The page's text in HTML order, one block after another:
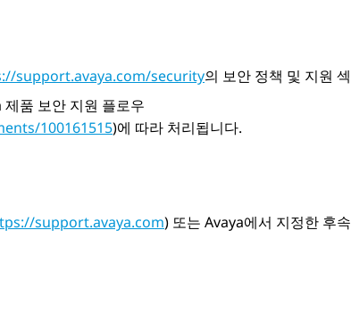
support.avaya.com/security의 보안 정책 및 지원
제품 보안 지원 플로우
100161515)에 따라 처리됩니다.
support.avaya.com) 또는 Avaya에서 지정한 후